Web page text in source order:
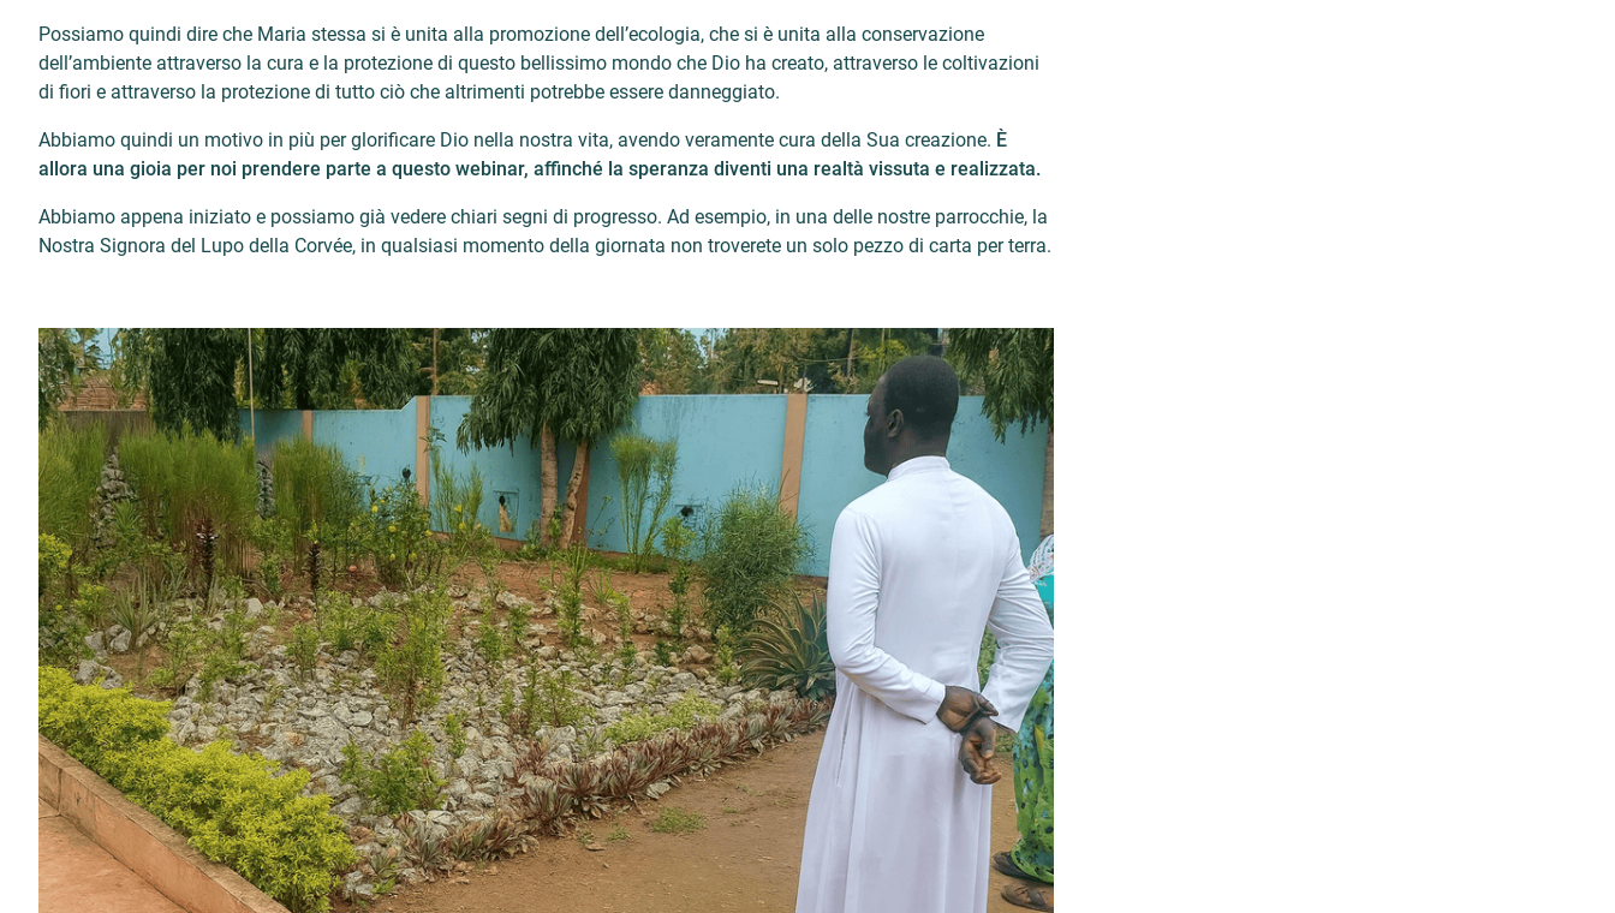
Possiamo quindi dire che Maria stessa si è unita alla promozione dell’ecologia, che si è unita alla conservazione
dell’ambiente attraverso la cura e la protezione di questo bellissimo mondo che Dio ha creato, attraverso le coltivazioni
di fiori e attraverso la protezione di tutto ciò che altrimenti potrebbe essere danneggiato.
Abbiamo quindi un motivo in più per glorificare Dio nella nostra vita, avendo veramente cura della Sua creazione. È
allora una gioia per noi prendere parte a questo webinar, affinché la speranza diventi una realtà vissuta e realizzata.
Abbiamo appena iniziato e possiamo già vedere chiari segni di progresso. Ad esempio, in una delle nostre parrocchie, la
Nostra Signora del Lupo della Corvée, in qualsiasi momento della giornata non troverete un solo pezzo di carta per terra.